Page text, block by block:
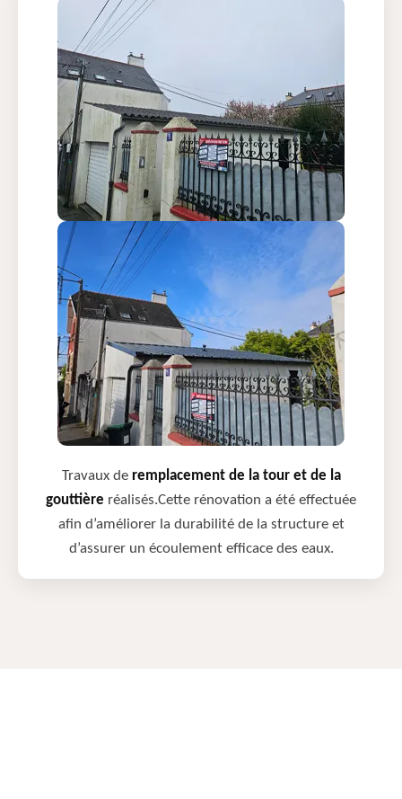
Travaux de remplacement de la tour et de la
gouttière réalisés.Cette rénovation a été effectuée
afin d’améliorer la durabilité de la structure et
d’assurer un écoulement efficace des eaux.